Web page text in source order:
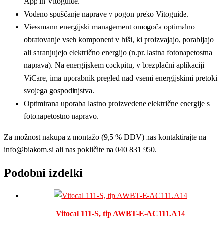
Vodeno spuščanje naprave v pogon preko Vitoguide.
Viessmann energijski management omogoča optimalno
obratovanje vseh komponent v hiši, ki proizvajajo, porabljajo
ali shranjujejo električno energijo (n.pr. lastna fotonapetostna
naprava). Na energijskem cockpitu, v brezplačni aplikaciji
ViCare, ima uporabnik pregled nad vsemi energijskimi pretoki
svojega gospodinjstva.
Optimirana uporaba lastno proizvedene električne energije s
fotonapetostno napravo.
Za možnost nakupa z montažo (9,5 % DDV) nas kontaktirajte na
info@biakom.si ali nas pokličite na 040 831 950.
Podobni izdelki
Vitocal 111-S, tip AWBT-E-AC111.A14